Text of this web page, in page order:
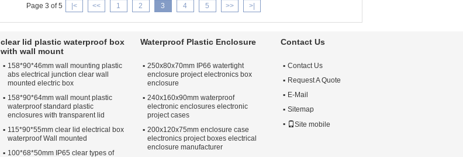
Page 3 of 5 |< << 1 2 3 4 5 >> >|
clear lid plastic waterproof box
with wall mount
158*90*46mm wall mounting plastic
abs electrical junction clear wall
mounted electric box
158*90*64mm wall mount plastic
waterproof standard plastic
enclosures with transparent lid
115*90*55mm clear lid electrical box
waterproof Wall mounted
100*68*50mm IP65 clear types of
Waterproof Plastic Enclosure
250x80x70mm IP66 watertight
enclosure project electronics box
enclosure
240x160x90mm waterproof
electronic enclosures electronic
project cases
200x120x75mm enclosure case
electronics project boxes electrical
enclosure manufacturer
Contact Us
Contact Us
Request A Quote
E-Mail
Sitemap
Site mobile